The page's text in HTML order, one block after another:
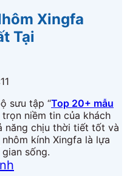
Xingfa
Tại
sưu tập “Top 20+ mẫu
trọn niềm tin của khách
năng chịu thời tiết tốt và
kính Xingfa là lựa
sống.